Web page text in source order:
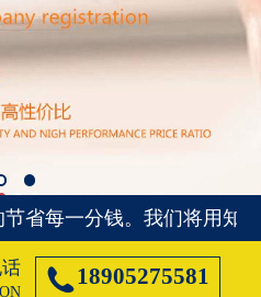
宿迁注册商标
宿迁资质代办
宿迁公司注销
宿迁客户案例
省每一分钱。 我们将用知
 18905275581